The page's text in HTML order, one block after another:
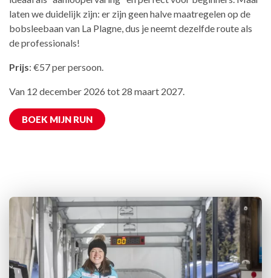
laten we duidelijk zijn: er zijn geen halve maatregelen op de
bobsleebaan van La Plagne, dus je neemt dezelfde route als
de professionals!
Prijs: €57 per persoon.
Van 12 december 2026 tot 28 maart 2027.
BOEK MIJN RUN